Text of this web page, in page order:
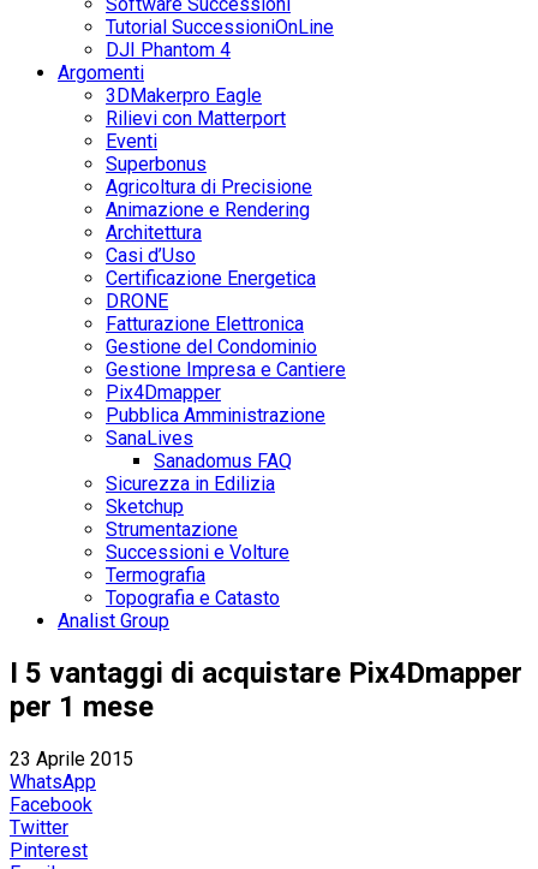
Tutorial SuccessioniOnLine
DJI Phantom 4
Argomenti
3DMakerpro Eagle
Rilievi con Matterport
Eventi
Superbonus
Agricoltura di Precisione
Animazione e Rendering
Architettura
Casi d’Uso
Certificazione Energetica
DRONE
Fatturazione Elettronica
Gestione del Condominio
Gestione Impresa e Cantiere
Pix4Dmapper
Pubblica Amministrazione
SanaLives
Sanadomus FAQ
Sicurezza in Edilizia
Sketchup
Strumentazione
Successioni e Volture
Termografia
Topografia e Catasto
Analist Group
I 5 vantaggi di acquistare Pix4Dmapper
per 1 mese
23 Aprile 2015
WhatsApp
Facebook
Twitter
Pinterest